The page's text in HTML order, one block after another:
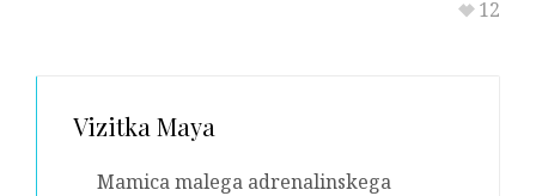
12
Vizitka Maya
Mamica malega adrenalinskega